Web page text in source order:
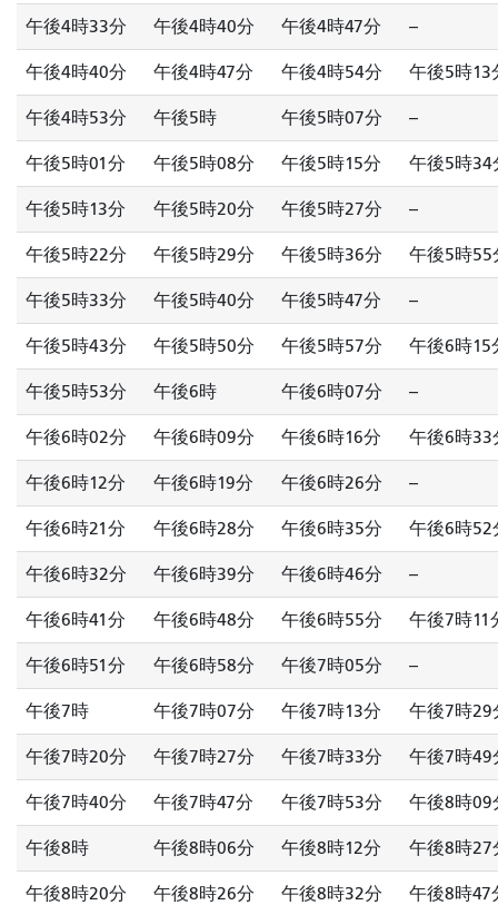
午後4時33分 午後4時40分 午後4時47分 --
午後4時40分 午後4時47分 午後4時54分 午後5時13
午後4時53分 午後5時 午後5時07分 --
午後5時01分 午後5時08分 午後5時15分 午後5時34
午後5時13分 午後5時20分 午後5時27分 --
午後5時22分 午後5時29分 午後5時36分 午後5時55
午後5時33分 午後5時40分 午後5時47分 --
午後5時43分 午後5時50分 午後5時57分 午後6時15
午後5時53分 午後6時 午後6時07分 --
午後6時02分 午後6時09分 午後6時16分 午後6時33
午後6時12分 午後6時19分 午後6時26分 --
午後6時21分 午後6時28分 午後6時35分 午後6時52
午後6時32分 午後6時39分 午後6時46分 --
午後6時41分 午後6時48分 午後6時55分 午後7時11
午後6時51分 午後6時58分 午後7時05分 --
午後7時 午後7時07分 午後7時13分 午後7時29
午後7時20分 午後7時27分 午後7時33分 午後7時49
午後7時40分 午後7時47分 午後7時53分 午後8時09
午後8時 午後8時06分 午後8時12分 午後8時27
午後8時20分 午後8時26分 午後8時32分 午後8時47